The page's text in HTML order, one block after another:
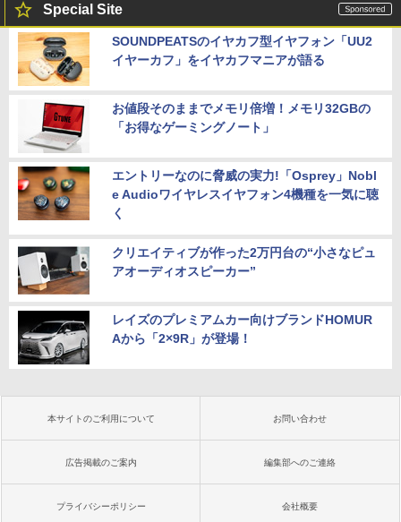
Special Site
SOUNDPEATSのイヤカフ型イヤフォン「UU2
イヤーカフ」をイヤカフマニアが語る
お値段そのままでメモリ倍増！メモリ32GBの
「お得なゲーミングノート」
エントリーなのに脅威の実力!「Osprey」Nobl
e Audioワイヤレスイヤフォン4機種を一気に聴
く
クリエイティブが作った2万円台の“小さなピュ
アオーディオスピーカー”
レイズのプレミアムカー向けブランドHOMUR
Aから「2×9R」が登場！
本サイトのご利用について お問い合わせ
広告掲載のご案内 編集部へのご連絡
プライバシーポリシー 会社概要